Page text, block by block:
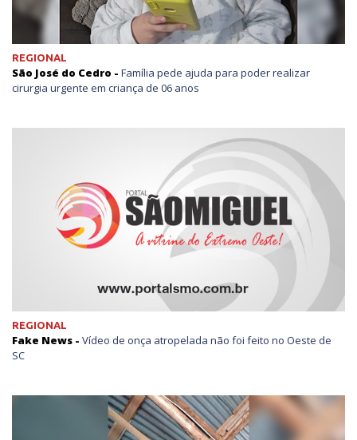
REGIONAL
São José do Cedro - Família pede ajuda para poder realizar
cirurgia urgente em criança de 06 anos
REGIONAL
Fake News - Vídeo de onça atropelada não foi feito no Oeste de
SC